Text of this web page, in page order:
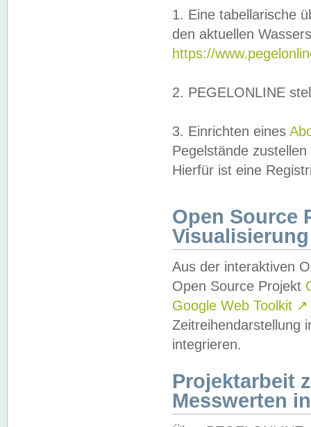
1. Eine tabellarische
den aktuellen
https://
2. PEGELONLINE
3. Einrichten eines
Pegelstände
Hierfür ist eine
Open Source
Visualisierung
Aus der interaktiven
Open Source Projekt
Google Web Toolkit ↗
Zeitreihendarstellung
integrieren.
Projektarbeit
Messwerten